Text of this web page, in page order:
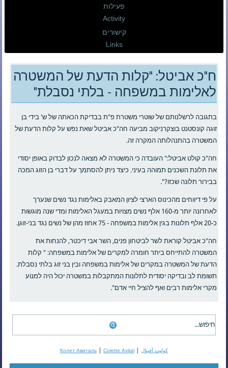
פעילות
Activity
קישורים
Links
ח"כ אביטל: "קלות הדעת של המשטרה
לאלימות במשפחה - בלתי נסבלת"
בתגובה לרשלנותם של שוטרי משטרת פ"ת בבדיקת הכאתה של ש' בידי בן
זוגה קונסטנט בוצקרניקוב מביעה חה"כ אביטל שאת נפש על קלות הדעת של
המשטרה בהתנהלותה המקרה זה.
חה"כ קולט אביטל:" העובדה כי המשטרה לא מצאה לנכון לבדוק באופן יסודי
את תלונת השכנים תמוהה בעיני. כיצד ניתן להסתמך על דברי בן הזוג המכה
בבירור תלונה שכזו?".
על פי דיווחים מהכינוס הארצי לציון המאבק באלימות נגד נשים שנערך
לאחרונה יותר מ-160 אלף נשים מצויות במעגל האלימות ומדי שנה מוגשות
כ-20 אלף תלונות בגין אלימות במשפחה - 75 אחוז מהן של נשים נגד בני-זוגן.
חה"כ אביטל קוראת לשר לביטחון פנים, השר אבי דיכטר, להנחות את
המשטרה להתייחס ביתר חומרה למקרים של אלימות במשפחה: " קלות
הדעת של המשטרה במקרים של אלימות במשפחה ובין בני זוג בלתי נסבלת.
תשומת לב ובדיקה יסודית לתלונות המתקבלות במשטרה יכול היה למנוע
מקרי אלימות רבים ואף להציל חיי אדם".
كوليت أفيتال |
Колет Авиталь | Colette Avital